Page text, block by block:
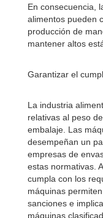
En consecuencia,
alimentos pueden
producción de
mantener altos
Garantizar el
La industria
relativas al peso
embalaje. Las
desempeñan un
empresas de
estas normativas.
cumpla con los
máquinas
sanciones e
máquinas